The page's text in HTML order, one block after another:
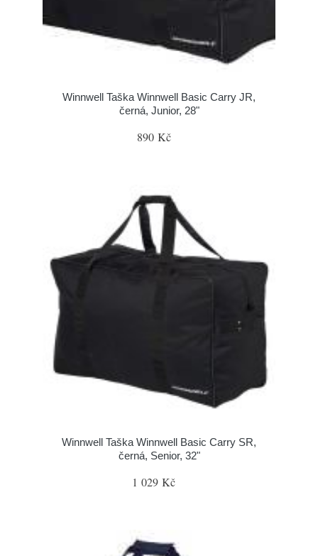
Winnwell Taška Winnwell Basic Carry JR,
černá, Junior, 28"
890 Kč
Winnwell Taška Winnwell Basic Carry SR,
černá, Senior, 32"
1 029 Kč